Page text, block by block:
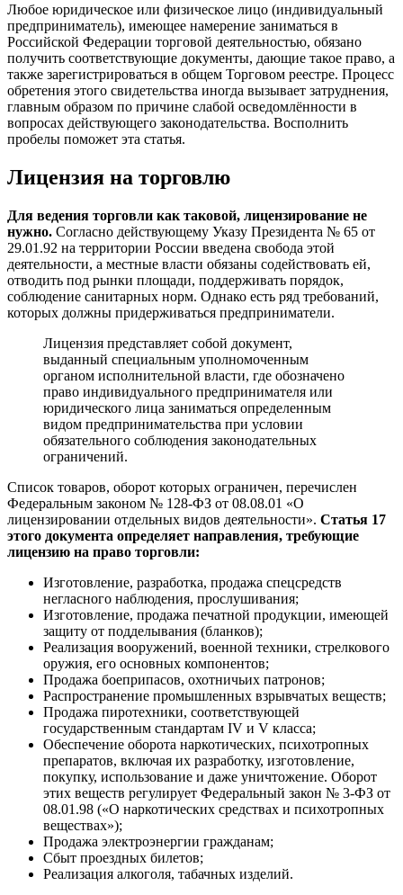
Любое юридическое или физическое лицо (индивидуальный
предприниматель), имеющее намерение заниматься в
Российской Федерации торговой деятельностью, обязано
получить соответствующие документы, дающие такое право, а
также зарегистрироваться в общем Торговом реестре. Процесс
обретения этого свидетельства иногда вызывает затруднения,
главным образом по причине слабой осведомлённости в
вопросах действующего законодательства. Восполнить
пробелы поможет эта статья.
Лицензия на торговлю
Для ведения торговли как таковой, лицензирование не
нужно. Согласно действующему Указу Президента № 65 от
29.01.92 на территории России введена свобода этой
деятельности, а местные власти обязаны содействовать ей,
отводить под рынки площади, поддерживать порядок,
соблюдение санитарных норм. Однако есть ряд требований,
которых должны придерживаться предприниматели.
Лицензия представляет собой документ,
выданный специальным уполномоченным
органом исполнительной власти, где обозначено
право индивидуального предпринимателя или
юридического лица заниматься определенным
видом предпринимательства при условии
обязательного соблюдения законодательных
ограничений.
Список товаров, оборот которых ограничен, перечислен
Федеральным законом № 128-ФЗ от 08.08.01 «О
лицензировании отдельных видов деятельности». Статья 17
этого документа определяет направления, требующие
лицензию на право торговли:
Изготовление, разработка, продажа спецсредств
негласного наблюдения, прослушивания;
Изготовление, продажа печатной продукции, имеющей
защиту от подделывания (бланков);
Реализация вооружений, военной техники, стрелкового
оружия, его основных компонентов;
Продажа боеприпасов, охотничьих патронов;
Распространение промышленных взрывчатых веществ;
Продажа пиротехники, соответствующей
государственным стандартам IV и V класса;
Обеспечение оборота наркотических, психотропных
препаратов, включая их разработку, изготовление,
покупку, использование и даже уничтожение. Оборот
этих веществ регулирует Федеральный закон № 3-ФЗ от
08.01.98 («О наркотических средствах и психотропных
веществах»);
Продажа электроэнергии гражданам;
Сбыт проездных билетов;
Реализация алкоголя, табачных изделий.